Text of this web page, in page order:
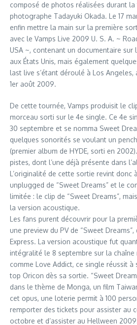
composé de photos réalisées durant
photographe Tadayuki Okada. Le 17
enfin mettre la main sur la première
avec le Vamps Live 2009 U. S. A. ~
USA ~, contenant un documentaire
aux États Unis, mais également
last live s’étant déroulé à Los Angeles,
1er août 2009.
De cette tournée, Vamps produisit le
morceau sorti sur le 4e single. Ce 4e
30 septembre et se nomma Sweet
quelques sonorités se voulant un
(premier album de HYDE, sorti en
pistes, dont l’une déjà présente dans
L’originalité de cette sortie revint donc
unplugged de “Sweet Dreams” et le
limitée : le clip de “Sweet Dreams”,
la version acoustique.
Les fans purent découvrir pour la
une preview du PV de “Sweet Dreams”,
Express. La version acoustique fut
intégralité le 8 septembre sur la
comme Love Addict, ce single réussit à
top Oricon dès sa sortie. “Sweet
dans le thème de Monga, un film
cet opus, une loterie permit à 100
remporter des tickets pour assister au
octobre et d’assister au Hellween